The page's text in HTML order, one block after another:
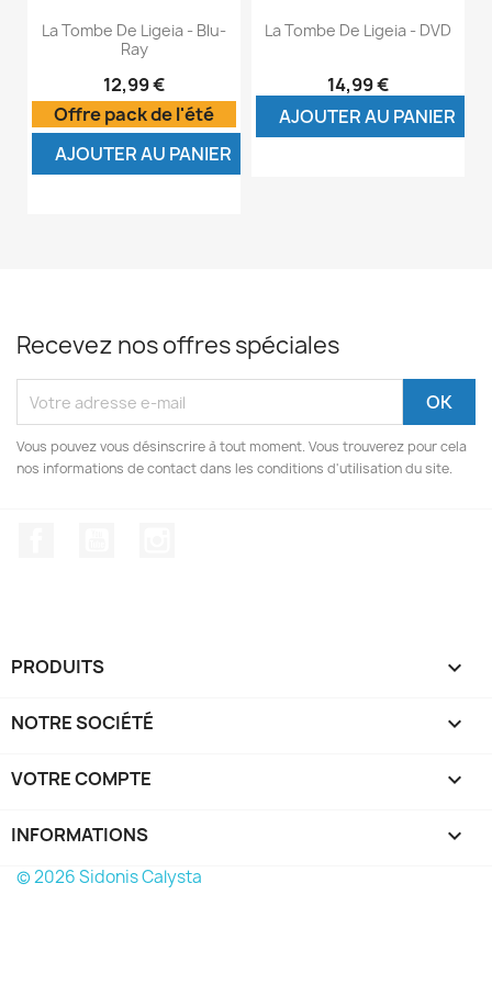
La Tombe De Ligeia - Blu-
Ray
12,99 €
Offre pack de l'été
AJOUTER AU PANIER
La Tombe De Ligeia - DVD
14,99 €
AJOUTER AU PANIER
Recevez nos offres spéciales
Vous pouvez vous désinscrire à tout moment. Vous trouverez pour cela
nos informations de contact dans les conditions d'utilisation du site.
PRODUITS 
NOTRE SOCIÉTÉ 
VOTRE COMPTE 
INFORMATIONS keyboard_arrow_down
© 2026 Sidonis Calysta